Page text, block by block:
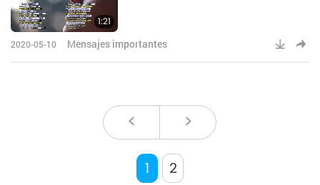
fortaleza, más sabiduría, para
llevar a ca
1:21
2020-05-10 Mensajes importantes
< >
1 2